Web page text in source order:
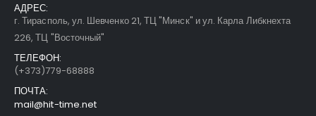
АДРЕС:
г. Тирасполь, ул. Шевченко 21, ТЦ "Минск" и ул. Карла Либкнехта
226, ТЦ "Восточный"
ТЕЛЕФОН:
(+373)779-68888
ПОЧТА:
mail@hit-time.net